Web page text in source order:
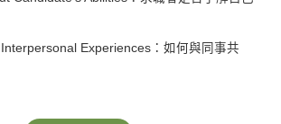
Experiences：如何與同事共